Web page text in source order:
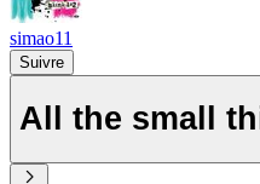
simao11
Suivre
All the small